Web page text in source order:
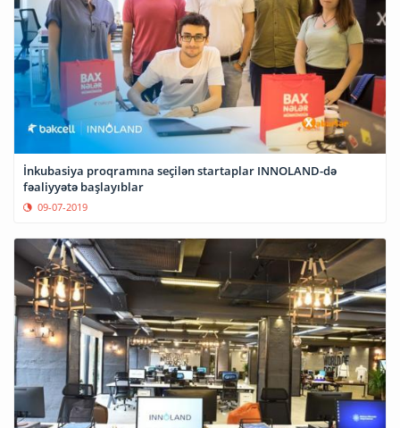
İnkubasiya proqramına seçilən startaplar INNOLAND-də
fəaliyyətə başlayıblar
09-07-2019